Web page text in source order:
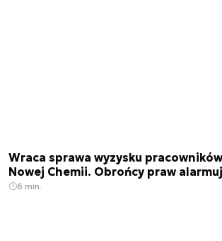
Wraca sprawa wyzysku
Nowej Chemii. Obrońcy praw
6 min.